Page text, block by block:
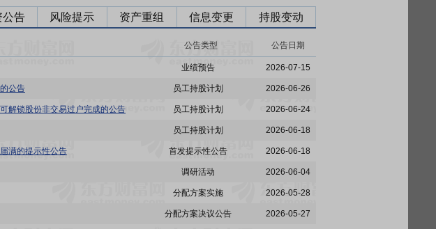
公告 风险提示 资产重组 信息变更 持股变动
公告类型 公告日期
业绩预告 2026-07-15
公告 员工持股计划 2026-06-26
解锁股份非交易过户完成的公告 员工持股计划 2026-06-24
员工持股计划 2026-06-18
满的提示性公告 首发提示性公告 2026-06-18
调研活动 2026-06-04
分配方案实施 2026-05-28
分配方案决议公告 2026-05-27